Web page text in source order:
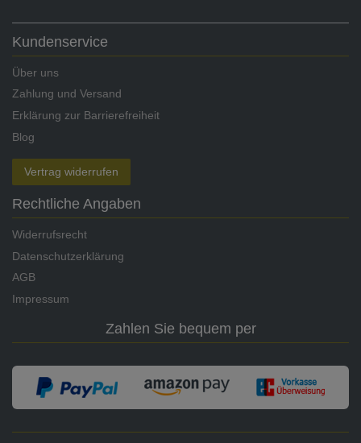
Kundenservice
Über uns
Zahlung und Versand
Erklärung zur Barrierefreiheit
Blog
Vertrag widerrufen
Rechtliche Angaben
Widerrufsrecht
Datenschutzerklärung
AGB
Impressum
Zahlen Sie bequem per